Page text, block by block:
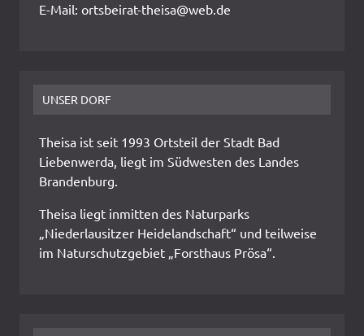
E-Mail: ortsbeirat-theisa@web.de
UNSER DORF
Theisa ist seit 1993 Ortsteil der Stadt Bad
Liebenwerda, liegt im Südwesten des Landes
Brandenburg.
Theisa liegt inmitten des Naturparks
„Niederlausitzer Heidelandschaft“ und teilweise
im Naturschutzgebiet „Forsthaus Prösa“.